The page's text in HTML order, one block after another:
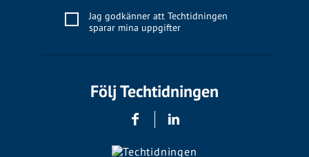
Jag godkänner att Techtidningen
sparar mina uppgifter
Följ Techtidningen